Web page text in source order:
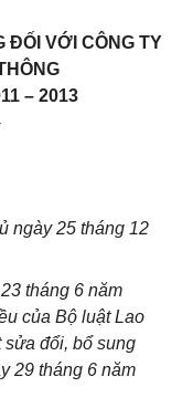
ĐỐI VỚI CÔNG TY
– 2013
ngày 25 tháng 12
tháng 6 năm
của Bộ luật Lao
sửa đổi, bổ sung
29 tháng 6 năm